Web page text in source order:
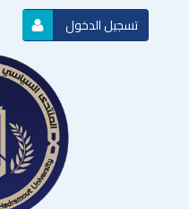
تسجيل الدخول